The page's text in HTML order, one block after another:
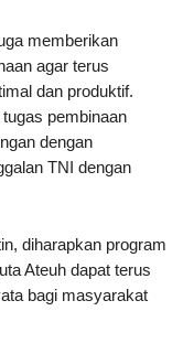
memberikan
agar terus
dan produktif.
pembinaan
dengan
TNI dengan
diharapkan program
Ateuh dapat terus
bagi masyarakat